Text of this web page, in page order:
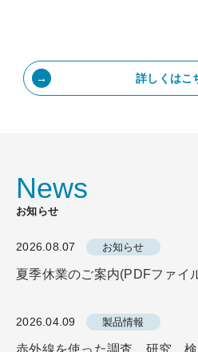
詳しくはこ
News
お知らせ
2026.08.07 お知らせ
夏季休業のご案内(PDFファイ
2026.04.09 製品情報